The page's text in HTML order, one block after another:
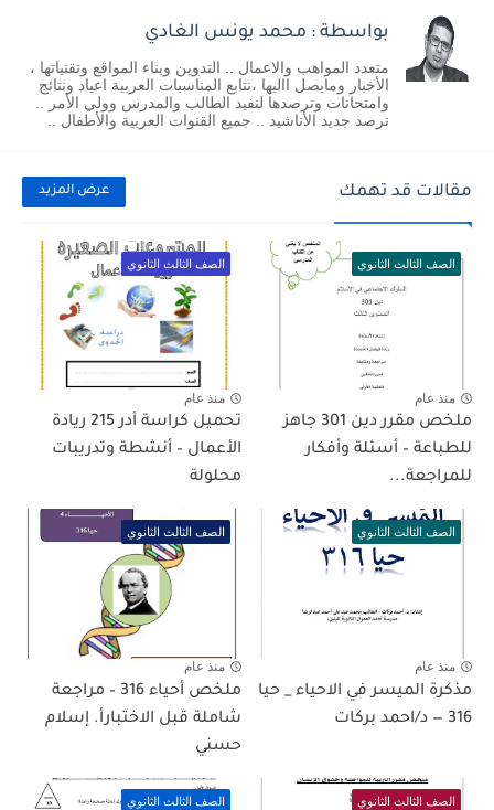
بواسطة : محمد يونس الغادي
متعدد المواهب والاعمال .. التدوين وبناء المواقع وتقنياتها ،
الأخبار ومايصل االيها ،نتابع المناسبات العربية اعياد ونتائج
وامتحانات ونرصدها لنفيد الطالب والمدرس وولي الأمر ..
نرصد جديد الأناشيد .. جميع القنوات العربية والأطفال ..
مقالات قد تهمك عرض المزيد
الصف الثالث الثانوي
منذ عام
ملخص مقرر دين 301 جاهز
للطباعة – أسئلة وأفكار
للمراجعة...
الصف الثالث الثانوي
منذ عام
تحميل كراسة أدر 215 ريادة
الأعمال – أنشطة وتدريبات
محلولة
الصف الثالث الثانوي
منذ عام
مذكرة الميسر في الاحياء _ حيا
316 — د/احمد بركات
الصف الثالث الثانوي
منذ عام
ملخص أحياء 316 – مراجعة
شاملة قبل الاختبارأ. إسلام
حسني
الصف الثالث الثانوي الصف الثالث الثانوي